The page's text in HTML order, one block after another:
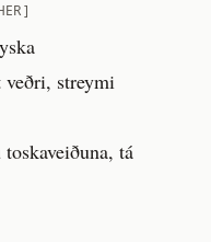
]
veðri, streymi
tá